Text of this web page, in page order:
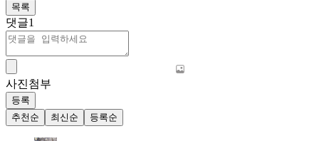
목록
댓글1
사진첨부
등록
추천순
최신순 등록순